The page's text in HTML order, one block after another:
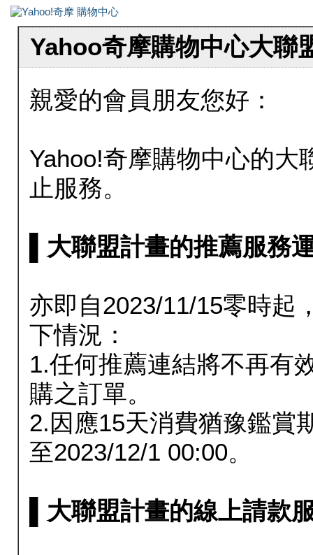
Yahoo奇摩購物中心大聯
親愛的會員朋友您好：
Yahoo!奇摩購物中心的大
止服務。
▌大聯盟計畫的推薦服務
亦即自2023/11/15零時起
下情況：
1.任何推薦連結將不再有
購之訂單。
2.因應15天消費猶豫鑑賞
至2023/12/1 00:00。
▌大聯盟計畫的線上請款